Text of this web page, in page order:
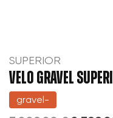
SUPERIOR
VELO GRAVEL
gravel-